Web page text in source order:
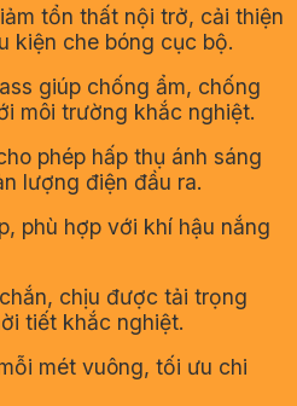
tổn thất nội trở, cải thiện
kiện che bóng cục bộ.
giúp chống ẩm, chống
môi trường khắc nghiệt.
phép hấp thụ ánh sáng
lượng điện đầu ra.
phù hợp với khí hậu nắng
chịu được tải trọng
tiết khắc nghiệt.
mét vuông, tối ưu chi